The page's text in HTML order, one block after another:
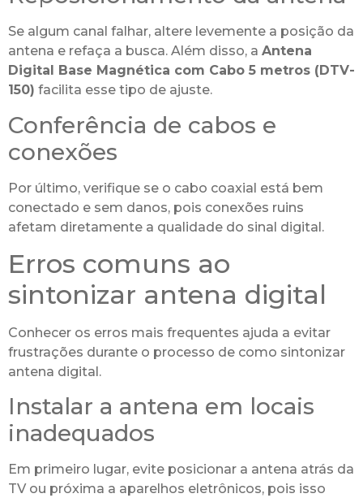
Se algum canal falhar, altere levemente a posição da
antena e refaça a busca. Além disso, a Antena
Digital Base Magnética com Cabo 5 metros (DTV-
150) facilita esse tipo de ajuste.
Conferência de cabos e
conexões
Por último, verifique se o cabo coaxial está bem
conectado e sem danos, pois conexões ruins
afetam diretamente a qualidade do sinal digital.
Erros comuns ao
sintonizar antena digital
Conhecer os erros mais frequentes ajuda a evitar
frustrações durante o processo de como sintonizar
antena digital.
Instalar a antena em locais
inadequados
Em primeiro lugar, evite posicionar a antena atrás da
TV ou próxima a aparelhos eletrônicos, pois isso